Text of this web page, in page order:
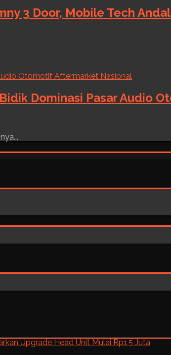
3 Door, Mobile Tech
Dominasi Pasar Audio